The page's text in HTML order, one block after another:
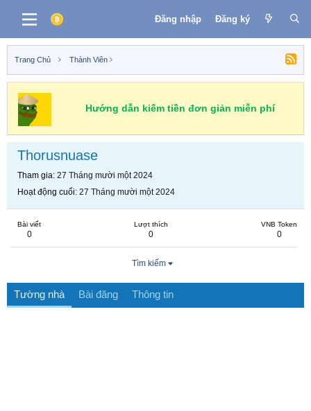
Đăng nhập Đăng ký
Trang Chủ Thành Viên
Hướng dẫn kiếm tiền đơn giản miễn phí
Thorusnuase
Tham gia 27 Tháng mười một 2024
Hoạt động cuối 27 Tháng mười một 2024
Bài viết
0
Lượt thích
0
VNB Token
0
Tìm kiếm
Tường nhà Bài đăng Thông tin